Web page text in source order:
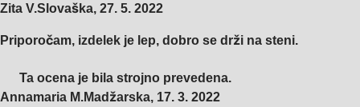
Zita V.Slovaška, 27. 5. 2022
Priporočam, izdelek je lep, dobro se drži na steni.
Ta ocena je bila strojno prevedena.
Annamaria M.Madžarska, 17. 3. 2022